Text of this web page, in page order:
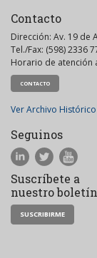
Contacto
Dirección: Av. 19 de
Tel./Fax: (598) 2336
Horario de atención
CONTACTO
Ver Archivo Histórico
Seguinos
Suscríbete a
nuestro boletín
SUSCRIBIRME